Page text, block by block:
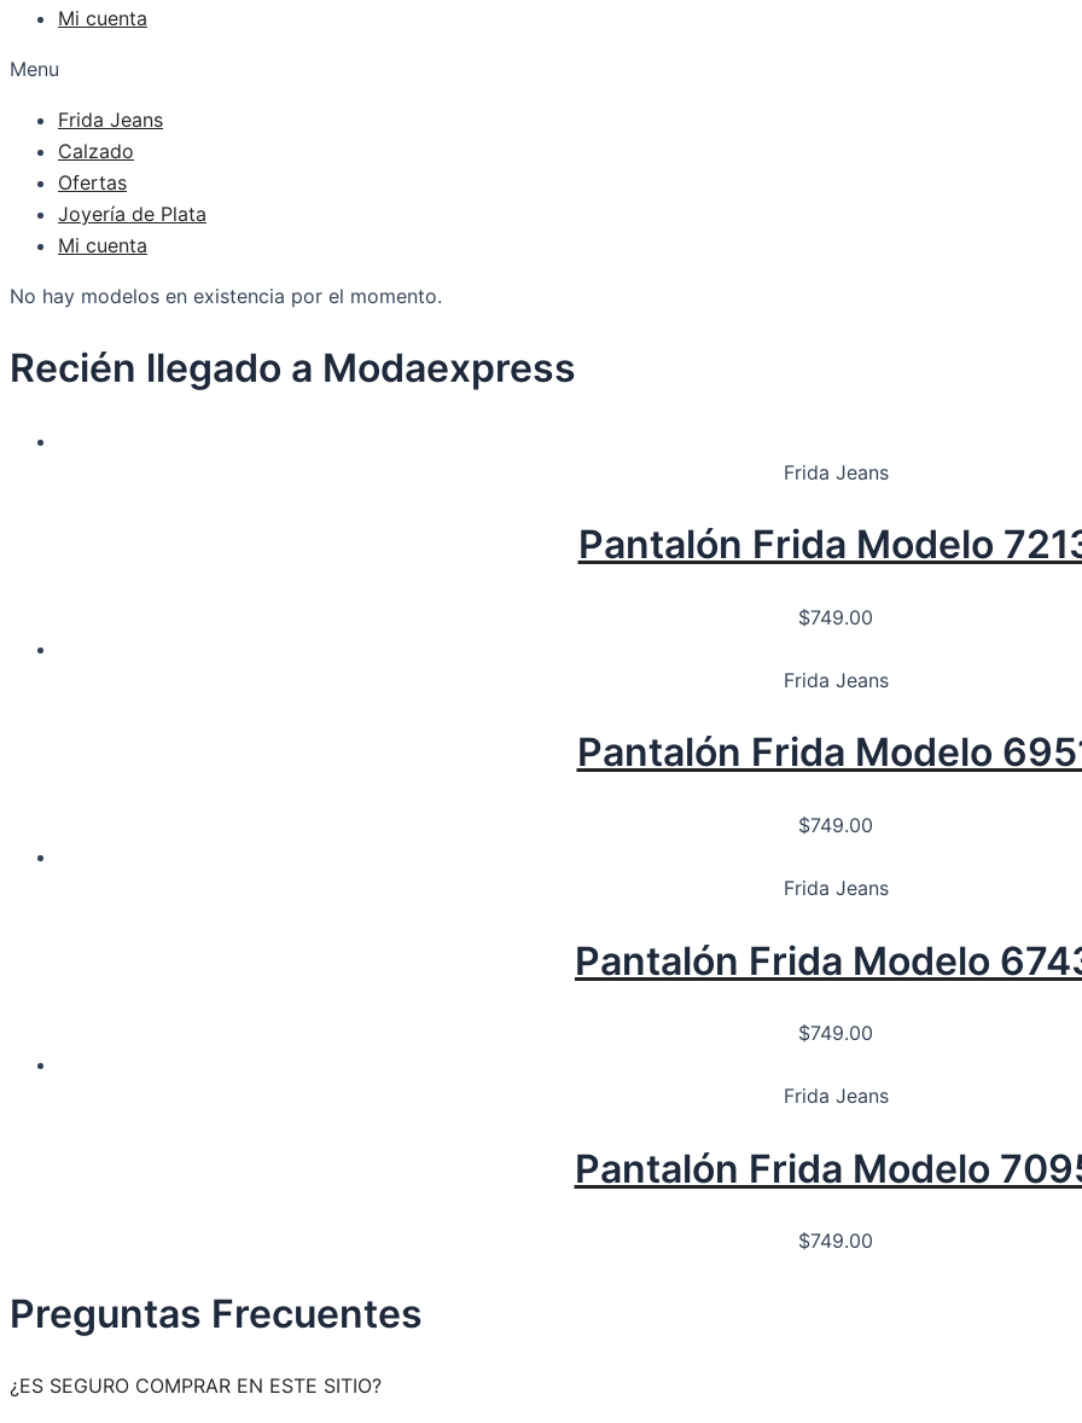
Mi cuenta
Menu
Frida Jeans
Calzado
Ofertas
Joyería de Plata
Mi cuenta
No hay modelos en existencia por el momento.
Recién llegado a Modaexpress
Frida Jeans
Pantalón Frida Modelo
$749.00
Frida Jeans
Pantalón Frida Modelo
$749.00
Frida Jeans
Pantalón Frida Modelo
$749.00
Frida Jeans
Pantalón Frida Modelo
$749.00
Preguntas Frecuentes
¿ES SEGURO COMPRAR EN ESTE SITIO?